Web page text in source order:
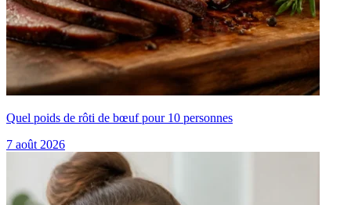
Quel poids de rôti de bœuf pour 10 personnes
7 août 2026